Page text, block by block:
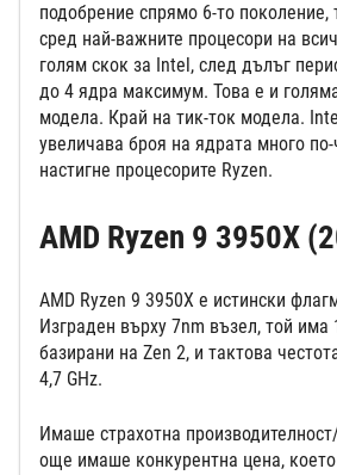
подобрение спрямо 6-то
сред най-важните процесори на
голям скок за Intel, след дълъг
до 4 ядра максимум. Това е и
модела. Край на тик-ток модела.
увеличава броя на ядрата много по-
настигне процесорите Ryzen.
AMD Ryzen 9 3950X
AMD Ryzen 9 3950X е истински
Изграден върху 7nm възел, той
базирани на Zen 2, и тактова
4,7 GHz.
Имаше страхотна
още имаше конкурентна цена,